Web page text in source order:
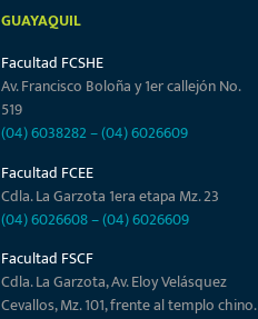
GUAYAQUIL
Facultad FCSHE
Av. Francisco Boloña y 1er callejón No.
519
(04) 6038282–(04) 6026609
Facultad FCEE
Cdla. La Garzota 1era etapa Mz. 23
(04) 6026608–(04) 6026609
Facultad FSCF
Cdla. La Garzota, Av. Eloy Velásquez
Cevallos, Mz. 101, frente al templo chino.